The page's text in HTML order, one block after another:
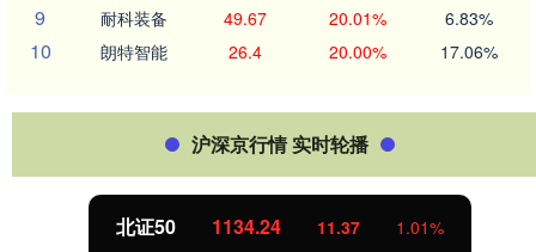
9 耐科装备 49.67 20.01% 6.83%
10 朗特智能 26.4 20.00% 17.06%
沪深京行情 实时轮播
北证50 1134.24 11.37 1.01%